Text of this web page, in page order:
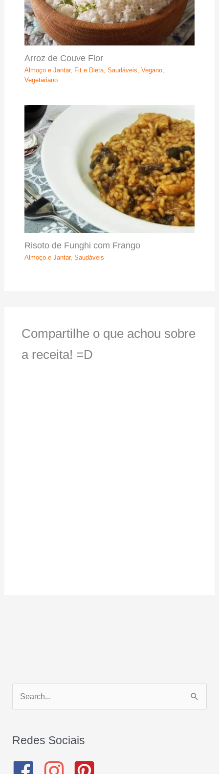
Arroz de Couve Flor
Almoço e Jantar, Fit e Dieta, Saudáveis Vegano,
Vegetariano
Risoto de Funghi com Frango
Almoço e Jantar, Saudáveis
Compartilhe o que achou sobre
a receita! =D
q
Redes Sociais